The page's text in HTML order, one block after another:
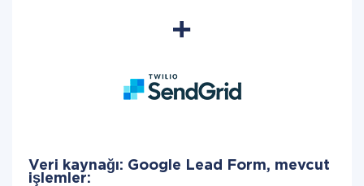
Veri kaynağı: Google Lead Form, mevcut
işlemler: